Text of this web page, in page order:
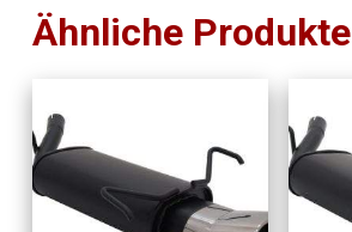
Ähnliche Produkte